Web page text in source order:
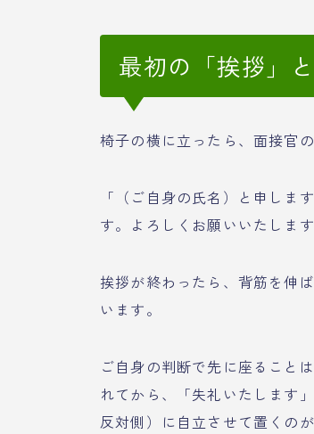
最初の「挨拶」
椅子の横に立ったら、面接官
「（ご自身の氏名）と申しま
す。よろしくお願いいたします
挨拶が終わったら、背筋を伸
います。
ご自身の判断で先に座ること
れてから、「失礼いたします
反対側）に自立させて置くのが